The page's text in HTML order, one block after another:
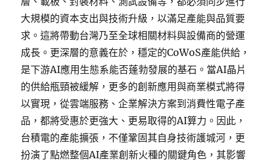
大規模的資本支出與技術升級，以滿足產能與品質要
求。這將帶動台灣乃至全球相關材料與設備商的營運
成長。更深層的意義在於，穩定的CoWoS產能供給，
是下游AI應用生態系能否蓬勃發展的基石。當AI晶片
的供給瓶頸被緩解，更多的創新應用與商業模式將得
以實現，從雲端服務、企業解決方案到消費性電子產
品，都將受惠於更強大、更易取得的AI算力。因此，
台積電的產能擴張，不僅鞏固其自身技術護城河，更
扮演了點燃整個AI產業創新火種的關鍵角色，其影響